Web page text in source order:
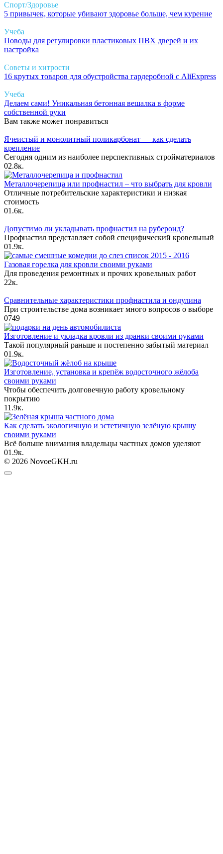
Спорт/Здоровье
5 привычек, которые убивают здоровье больше, чем курение
Учеба
Поводы для регулировки пластиковых ПВХ дверей и их
настройка
Советы и хитрости
16 крутых товаров для обустройства гардеробной с AliExpress
Учеба
Делаем сами! Уникальная бетонная вешалка в форме
собственной руки
Вам также может понравиться
Ячеистый и монолитный поликарбонат — как сделать
крепление
Сегодня одним из наиболее перспективных стройматериалов
02.8к.
Металлочерепица или профнастил – что выбрать для кровли
Отличные потребительские характеристики и низкая
стоимость
01.6к.
Допустимо ли укладывать профнастил на рубероид?
Профнастил представляет собой специфический кровельный
01.9к.
Газовая горелка для кровли своими руками
Для проведения ремонтных и прочих кровельных работ
22к.
Сравнительные характеристики профнастила и ондулина
При строительстве дома возникает много вопросов о выборе
0749
Изготовление и укладка кровли из дранки своими руками
Такой популярный раньше и постепенно забытый материал
01.9к.
Изготовление, установка и крепёж водосточного жёлоба
своими руками
Чтобы обеспечить долговечную работу кровельному
покрытию
11.9к.
Как сделать экологичную и эстетичную зелёную крышу
своими руками
Всё больше внимания владельцы частных домов уделяют
01.9к.
© 2026 NovoeGKH.ru